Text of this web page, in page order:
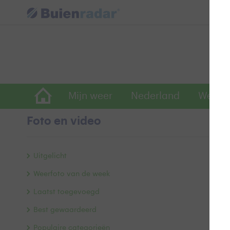
Mijn weer Nederland
Foto en video
Uitgelicht
Weerfoto van de week
Laatst toegevoegd
Best gewaardeerd
Populaire categorieën